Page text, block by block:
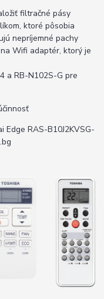
filtračné pásy
ktoré pôsobia
nepríjemné pachy
Wifi adaptér, ktorý je
a RB-N102S-G pre